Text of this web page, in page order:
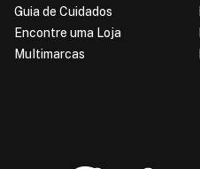
Guia de Cuidados
Encontre uma Loja
Multimarcas